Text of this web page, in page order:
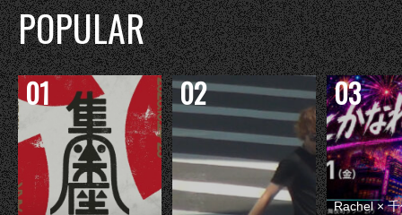
POPULAR
Rachel ×